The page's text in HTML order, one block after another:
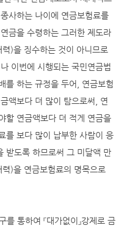
사하는 나이에 연금보험료를
금을 수령하는 그러한 제도라
력)을 징수하는 것이 아니므로
이번에 시행되는 국민연금법
를 하는 규정을 두어, 연금보험
액보다 더 많이 탐으로써, 연
할 연금액보다 더 적게 연금을
를 보다 많이 납부한 사람이 응
받도록 하므로써 그 미달액 만
력)을 연금보험료의 명목으로
통하여 『대가없이』강제로 금